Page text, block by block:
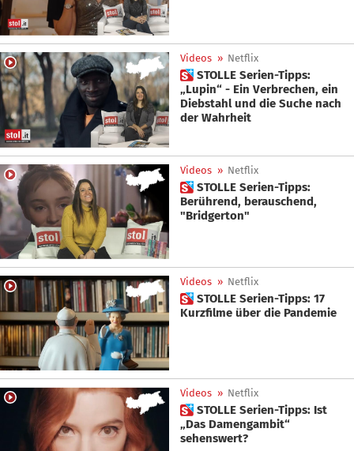
Videos » Netflix
 STOLLE Serien-Tipps:
„Lupin“ - Ein Verbrechen, ein
Diebstahl und die Suche nach
der Wahrheit
Videos » Netflix
 STOLLE Serien-Tipps:
Berührend, berauschend,
"Bridgerton"
Videos » Netflix
 STOLLE Serien-Tipps: 17
Kurzfilme über die Pandemie
Videos » Netflix
 STOLLE Serien-Tipps: Ist
„Das Damengambit“
sehenswert?